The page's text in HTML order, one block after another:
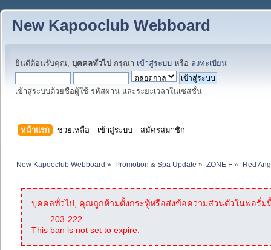
New Kapooclub Webboard
ยินดีต้อนรับคุณ, บุคคลทั่วไป กรุณา เข้าสู่ระบบ หรือ ลงทะเบียน
เข้าสู่ระบบด้วยชื่อผู้ใช้ รหัสผ่าน และระยะเวลาในเซสชั่น
หน้าแรก ช่วยเหลือ เข้าสู่ระบบ สมัครสมาชิก
New Kapooclub Webboard » Promotion & Spa Update » ZONE F » Red
บุคคลทั่วไป, คุณถูกห้ามตั้งกระทู้หรือส่งข้อความส่วนตัวในฟอรั่ม
203-222
This ban is not set to expire.